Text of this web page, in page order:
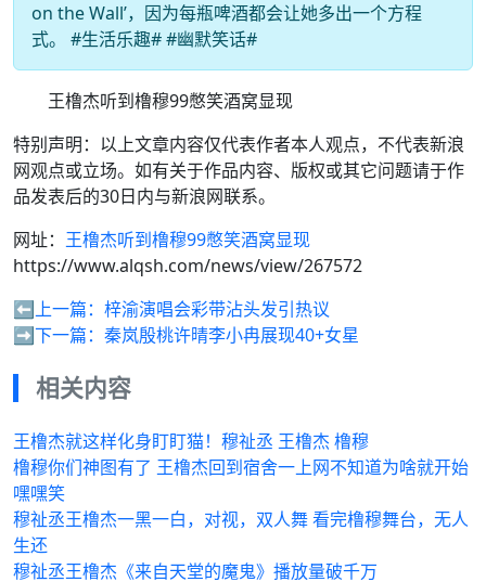
on the Wall’，因为每瓶啤酒都会让她多出一个方程
式。 #生活乐趣# #幽默笑话#
王橹杰听到橹穆99憋笑酒窝显现
特别声明：以上文章内容仅代表作者本人观点，不代表新浪
网观点或立场。如有关于作品内容、版权或其它问题请于作
品发表后的30日内与新浪网联系。
网址： 王橹杰听到橹穆99憋笑酒窝显现
https://www.alqsh.com/news/view/267572
⬅️上一篇： 梓渝演唱会彩带沾头发引热议
➡️下一篇： 秦岚殷桃许晴李小冉展现40+女星
相关内容
王橹杰就这样化身盯盯猫！穆祉丞 王橹杰 橹穆
橹穆你们神图有了 王橹杰回到宿舍一上网不知道为啥就开始
嘿嘿笑
穆祉丞王橹杰一黑一白，对视，双人舞 看完橹穆舞台，无人
生还
穆祉丞王橹杰《来自天堂的魔鬼》播放量破千万